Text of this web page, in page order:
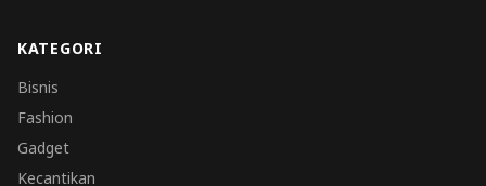
KATEGORI
Bisnis
Fashion
Gadget
Kecantikan